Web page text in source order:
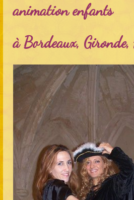
animation enfants
à Bordeaux,